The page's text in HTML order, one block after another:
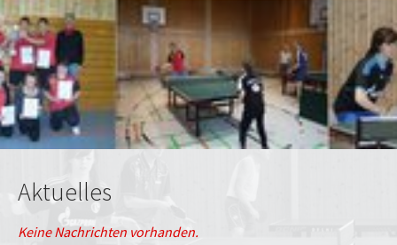
Aktuelles
Keine Nachrichten vorhanden.